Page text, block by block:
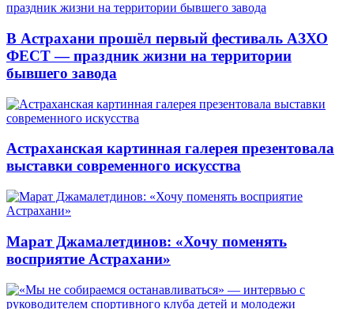
В Астрахани прошёл первый фестиваль АЗХО
ФЕСТ — праздник жизни на территории
бывшего завода
Астраханская картинная галерея презентовала
выставки современного искусства
Марат Джамалетдинов: «Хочу поменять
восприятие Астрахани»